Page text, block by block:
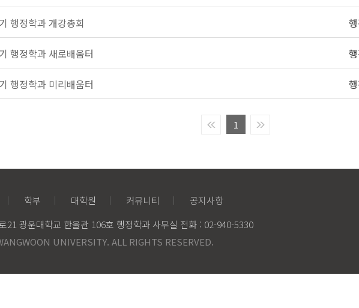
행정학과 개강총회
행정학과 새로배움터
행정학과 미리배움터
1
학부 대학원 커뮤니티
공지사항
21 광운대학교 한울관 106호 행정학과 사무실 전화 : 02-940-5330
UNIVERSITY. ALL RIGHTS RESERVED.